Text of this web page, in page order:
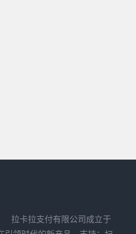
卡拉支付有限公司成立于